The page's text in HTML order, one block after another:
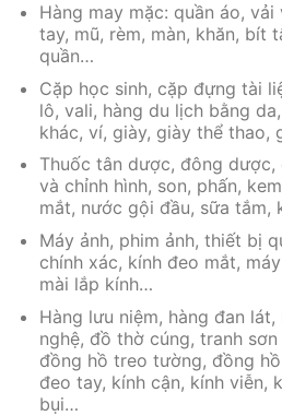
Hàng may mặc: quần áo,
tay, mũ, rèm, màn, khăn, bít
quần…
Cặp học sinh, cặp đựng tài
lô, vali, hàng du lịch bằng
khác, ví, giày, giày thể thao,
Thuốc tân dược, đông
và chỉnh hình, son, phấn,
mắt, nước gội đầu, sữa tắm,
Máy ảnh, phim ảnh, thiết bị
chính xác, kính đeo mắt,
mài lắp kính…
Hàng lưu niệm, hàng đan
nghệ, đồ thờ cúng, tranh
đồng hồ treo tường, đồng
đeo tay, kính cận, kính viễn,
bụi…